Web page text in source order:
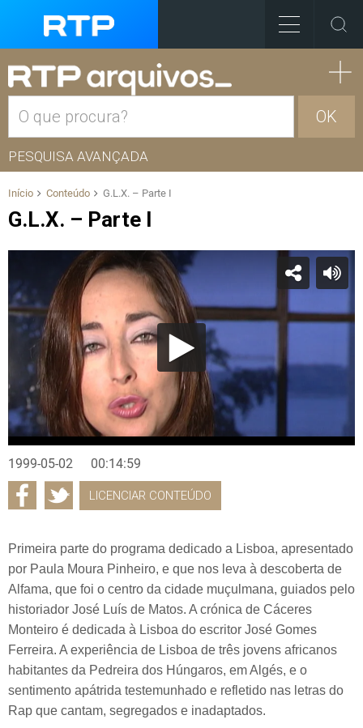
OK
PESQUISA AVANÇADA
Início Conteúdo G.L.X. – Parte I
G.L.X. – Parte I
1999-05-02 00:14:59
LICENCIAR CONTEÚDO
Primeira parte do programa dedicado a Lisboa, apresentado
por Paula Moura Pinheiro, e que nos leva à descoberta de
Alfama, que foi o centro da cidade muçulmana, guiados pelo
historiador José Luís de Matos. A crónica de Cáceres
Monteiro é dedicada à Lisboa do escritor José Gomes
Ferreira. A experiência de Lisboa de três jovens africanos
habitantes da Pedreira dos Húngaros, em Algés, e o
sentimento apátrida testemunhado e refletido nas letras do
Rap que cantam, segregados e inadaptados.